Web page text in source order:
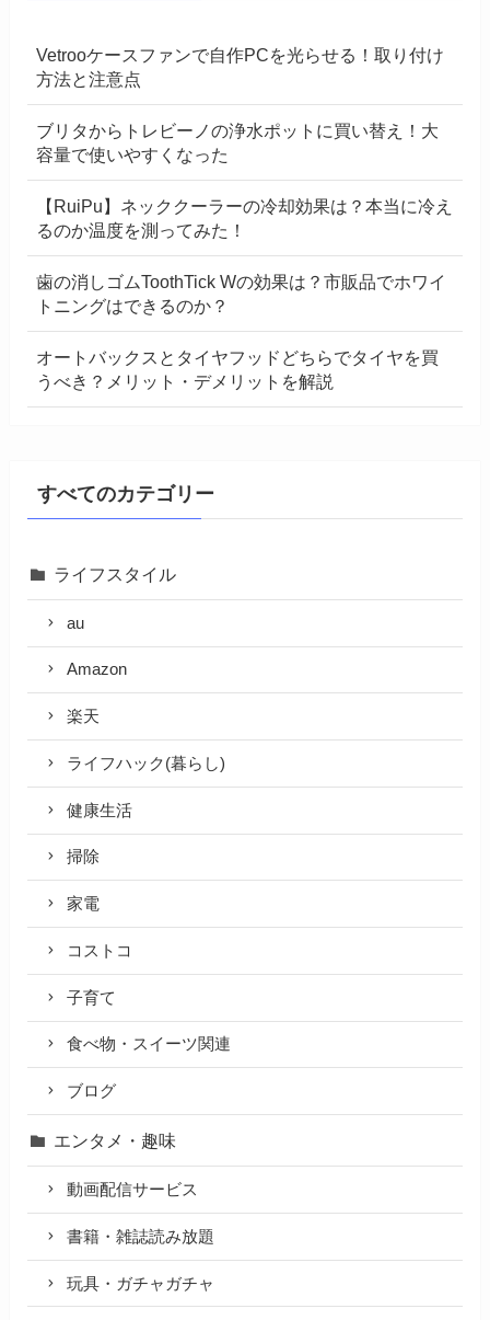
Vetrooケースファンで自作PCを光らせる！取り付け
方法と注意点
ブリタからトレビーノの浄水ポットに買い替え！大
容量で使いやすくなった
【RuiPu】ネッククーラーの冷却効果は？本当に冷え
るのか温度を測ってみた！
歯の消しゴムToothTick Wの効果は？市販品でホワイ
トニングはできるのか？
オートバックスとタイヤフッドどちらでタイヤを買
うべき？メリット・デメリットを解説
すべてのカテゴリー
ライフスタイル
au
Amazon
楽天
ライフハック(暮らし)
健康生活
掃除
家電
コストコ
子育て
食べ物・スイーツ関連
ブログ
エンタメ・趣味
動画配信サービス
書籍・雑誌読み放題
玩具・ガチャガチャ